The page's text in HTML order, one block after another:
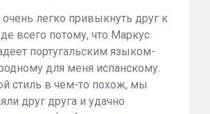
легко привыкнуть друг к
всего потому, что Маркус
португальским языком-
для меня испанскому.
стиль в чем-то похож, мы
друг друга и удачно